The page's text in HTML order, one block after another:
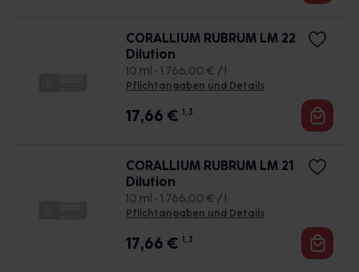
CORALLIUM RUBRUM LM 22
Dilution
10 ml • 1.766,00 € / l
Pflichtangaben und Details
17,66 € 1, 3
CORALLIUM RUBRUM LM 21
Dilution
10 ml • 1.766,00 € / l
Pflichtangaben und Details
17,66 € 1, 3